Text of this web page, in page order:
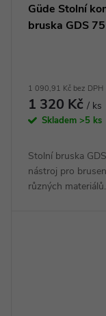
Güde Stolní
bruska GDS
1 090,91 Kč bez DPH
1 320 Kč / ks
Skladem >5 ks
Stolní bruska
nástroj pro
různých
motoru a